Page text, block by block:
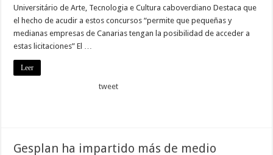
Universitário de Arte, Tecnologia e Cultura caboverdiano Destaca que
el hecho de acudir a estos concursos “permite que pequeñas y
medianas empresas de Canarias tengan la posibilidad de acceder a
estas licitaciones” El …
Leer
tweet
Gesplan ha impartido más de medio